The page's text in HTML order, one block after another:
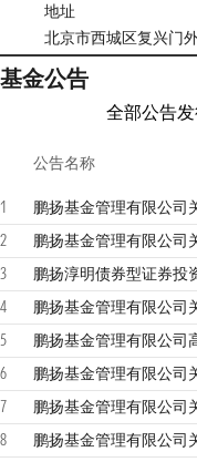
地址
北京市西城区复兴门
基金公告
全部公告
公告名称
1
2
3
4
5
鹏扬基金管理有限公司
6
7
8